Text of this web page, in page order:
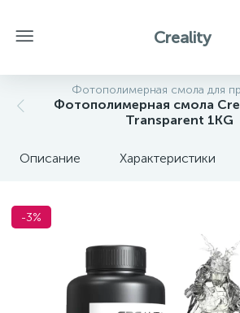
Creality
Фотополимерная смола для
Фотополимерная смола
Transparent 1KG
Описание Характеристики
-3%